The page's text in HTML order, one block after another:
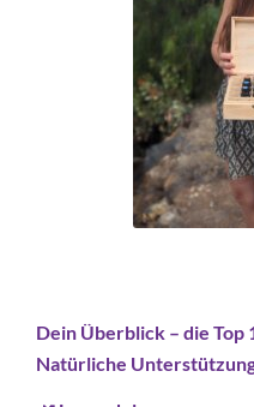
Dein Überblick – die Top
Natürliche